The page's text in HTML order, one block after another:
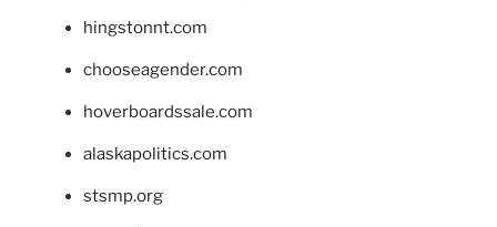
hingstonnt.com
chooseagender.com
hoverboardssale.com
alaskapolitics.com
stsmp.org